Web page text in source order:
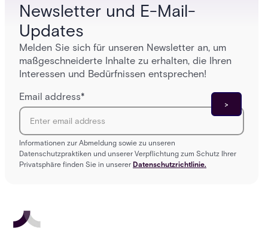
Newsletter und E-Mail-
Updates
Melden Sie sich für unseren Newsletter an, um
maßgeschneiderte Inhalte zu erhalten, die Ihren
Interessen und Bedürfnissen entsprechen!
Email address*
Informationen zur Abmeldung sowie zu unseren
Datenschutzpraktiken und unserer Verpflichtung zum Schutz Ihrer
Privatsphäre finden Sie in unserer Datenschutzrichtlinie.